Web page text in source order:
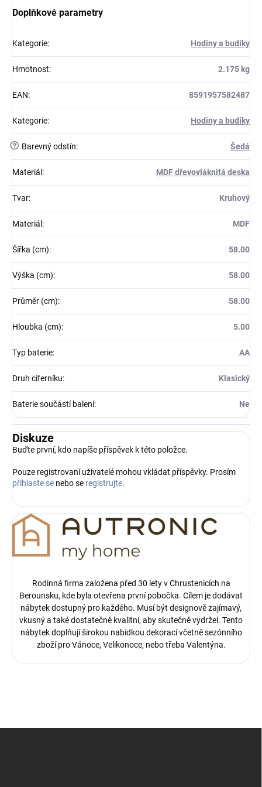
Doplňkové parametry
Kategorie: Hodiny a budíky
Hmotnost: 2.175 kg
EAN: 8591957582487
Kategorie: Hodiny a budíky
? Barevný odstín: Šedá
Materiál : MDF dřevovláknitá deska
Tvar: Kruhový
Materiál : MDF
Šířka (cm): 58.00
Výška (cm): 58.00
Průměr (cm): 58.00
Hloubka (cm): 5.00
Typ baterie: AA
Druh ciferníku: Klasický
Baterie součástí balení: Ne
Diskuze
Buďte první, kdo napíše příspěvek k této položce.
Pouze registrovaní uživatelé mohou vkládat příspěvky. Prosím
přihlaste se nebo se registrujte.
Rodinná firma založena před 30 lety v Chrustenicích na
Berounsku, kde byla otevřena první pobočka. Cílem je dodávat
nábytek dostupný pro každého. Musí být designově zajímavý,
vkusný a také dostatečně kvalitní, aby skutečně vydržel. Tento
nábytek doplňují širokou nabídkou dekorací včetně sezónního
zboží pro Vánoce, Velikonoce, nebo třeba Valentýna.